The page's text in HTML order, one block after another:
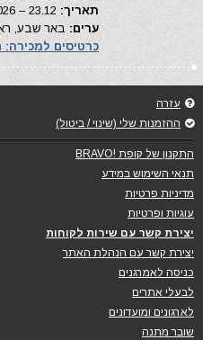
תאריך:
ערים: באר שבע,
כרטיסים למכירה:
עזרה
ההזמנות שלי (שינוי / ביטול)
התקנון של קופת !BRAVO
תנאי השימוש במידע
מדיניות פרטיות
עוגיות ופרטיות
יצירת קשר עם שירות לקוחות
יצירת קשר עם הנהלת האתר
כניסה לאמרגנים
לבעלי אתרים
לארגונים ומועדונים
שובר מתנה